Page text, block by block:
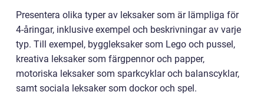
Presentera olika typer av leksaker som är lämpliga för
4-åringar, inklusive exempel och beskrivningar av varje
typ. Till exempel, byggleksaker som Lego och pussel,
kreativa leksaker som färgpennor och papper,
motoriska leksaker som sparkcyklar och balanscyklar,
samt sociala leksaker som dockor och spel.